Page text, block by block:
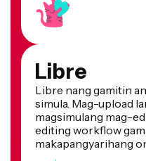
Libre
Libre nang gamitin
simula. Mag-upload
magsimulang mag-
editing workflow
makapangyarihang